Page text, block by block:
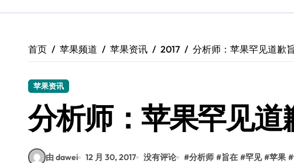
S25 Ultra颜值炸裂！定制主题潮翻天
S26+颜值暴增！三大美化技巧全公开
真我GT8震撼来袭！科技潮流新宠，创新乐趣一
首页 苹果频道 苹果资讯 2017 分析师：苹果罕见道歉
苹果资讯
分析师：苹果罕见道
由 dawei 12 月 30, 2017 没有评论 #分析师 #旨在 #罕见 #苹果 #